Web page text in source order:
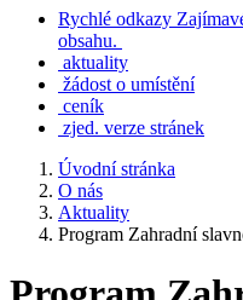
Rychlé odkazy
obsahu.
aktuality
žádost o umístění
ceník
zjed. verze stránek
Úvodní stránka
O nás
Aktuality
Program Zahradní